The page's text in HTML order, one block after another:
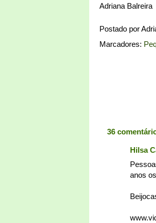
Adriana Balreira
Postado por
Marcadores:
36
Hilsa
anos